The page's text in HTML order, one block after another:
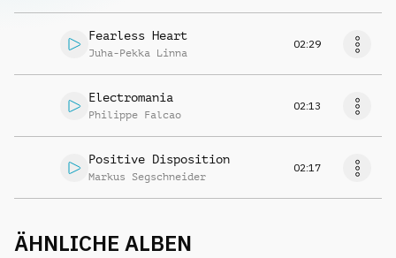
Fearless Heart
Juha-Pekka Linna
02:29
Electromania
Philippe Falcao
02:13
Positive Disposition
Markus Segschneider
02:17
ÄHNLICHE ALBEN